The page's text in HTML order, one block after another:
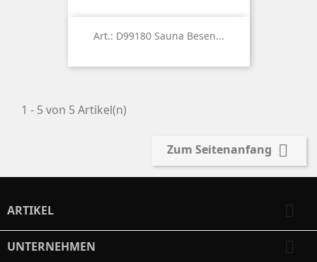
Art.: D99180 Sauna Besen...
1 - 5 von 5 Artikel(n)
Zum Seitenanfang 
ARTIKEL
UNTERNEHMEN